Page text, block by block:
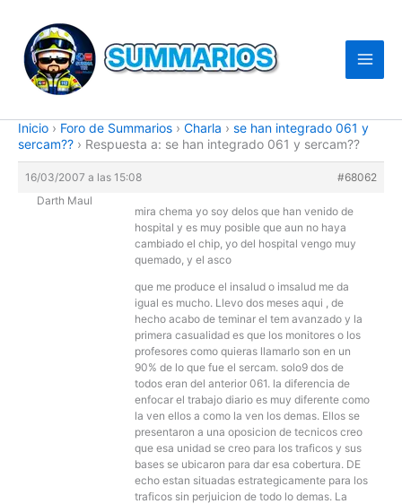
contenido
Inicio › Foro de Summarios › Charla › se han integrado 061 y
sercam?? › Respuesta a: se han integrado 061 y sercam??
16/03/2007 a las 15:08
#68062
Darth Maul
mira chema yo soy delos que han venido de
hospital y es muy posible que aun no haya
cambiado el chip, yo del hospital vengo muy
quemado, y el asco
que me produce el insalud o imsalud me da
igual es mucho. Llevo dos meses aqui , de
hecho acabo de teminar el tem avanzado y la
primera casualidad es que los monitores o los
profesores como quieras llamarlo son en un
90% de lo que fue el sercam. solo9 dos de
todos eran del anterior 061. la diferencia de
enfocar el trabajo diario es muy diferente como
la ven ellos a como la ven los demas. Ellos se
presentaron a una oposicion de tecnicos creo
que esa unidad se creo para los traficos y sus
bases se ubicaron para dar esa cobertura. DE
echo estan situadas estrategicamente para los
traficos sin perjuicion de todo lo demas. La